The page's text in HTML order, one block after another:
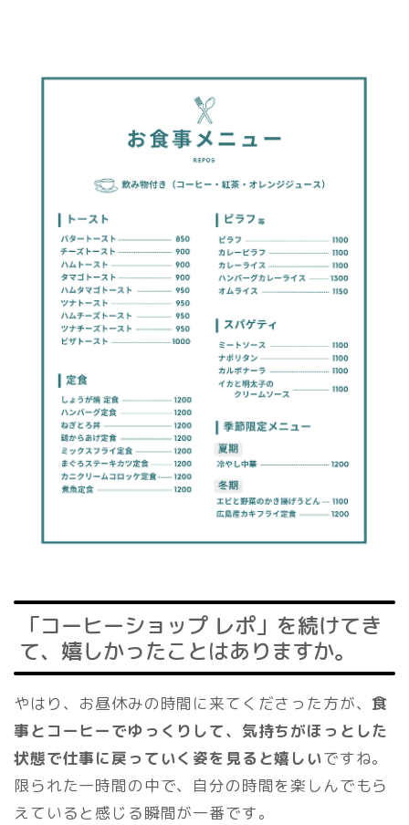
「コーヒーショップ レポ」を続けてき
て、嬉しかったことはありますか。
やはり、お昼休みの時間に来てくださった方が、食
事とコーヒーでゆっくりして、気持ちがほっとした
状態で仕事に戻っていく姿を見ると嬉しいですね。
限られた一時間の中で、自分の時間を楽しんでもら
えていると感じる瞬間が一番です。